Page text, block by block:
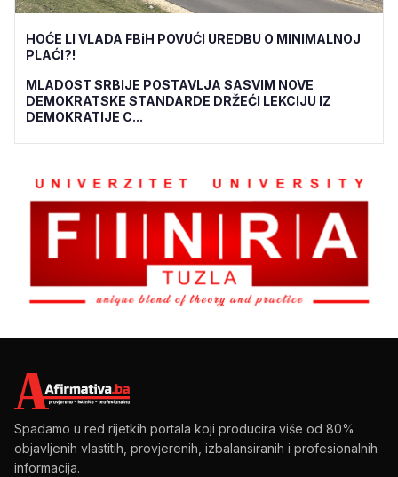
HOĆE LI VLADA FBiH POVUĆI UREDBU O MINIMALNOJ
PLAĆI?!
MLADOST SRBIJE POSTAVLJA SASVIM NOVE
DEMOKRATSKE STANDARDE DRŽEĆI LEKCIJU IZ
DEMOKRATIJE C...
Spadamo u red rijetkih portala koji producira više od 80%
objavljenih vlastitih, provjerenih, izbalansiranih i profesionalnih
informacija.